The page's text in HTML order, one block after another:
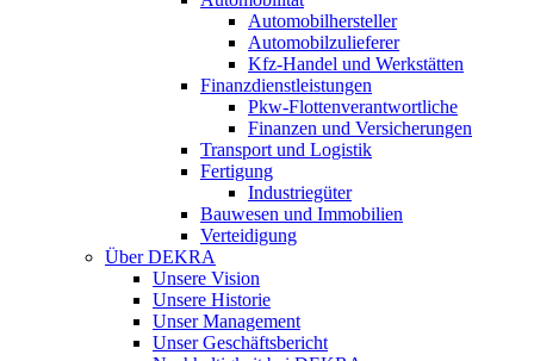
Automobilhersteller
Automobilzulieferer
Kfz-Handel und Werkstätten
Finanzdienstleistungen
Pkw‑Flottenverantwortliche
Finanzen und Versicherungen
Transport und Logistik
Fertigung
Industriegüter
Bauwesen und Immobilien
Verteidigung
Über DEKRA
Unsere Vision
Unsere Historie
Unser Management
Unser Geschäftsbericht